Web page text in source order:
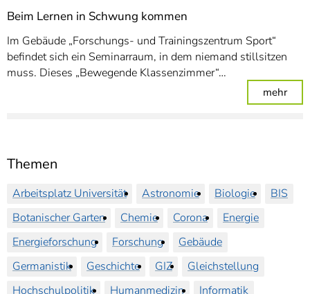
Themen
Arbeitsplatz Universität Astronomie Biologie
BIS
Botanischer Garten
Chemie Corona
Energie
Energieforschung
Forschung
Gebäude
Germanistik
Geschichte GIZ
Gleichstellung
Hochschulpolitik
Humanmedizin
Informatik
Beim Lernen in Schwung kommen
Im Gebäude „Forschungs- und Trainingszentrum Sport“
befindet sich ein Seminarraum, in dem niemand stillsitzen
muss. Dieses „Bewegende Klassenzimmer“…
mehr: